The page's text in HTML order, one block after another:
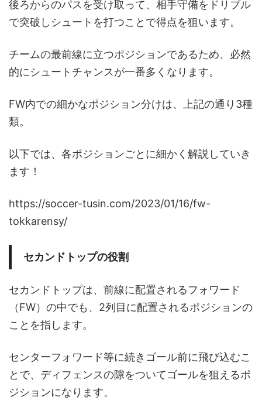
後ろからのパスを受け取って、相手守備をドリブル
で突破しシュートを打つことで得点を狙います。
チームの最前線に立つポジションであるため、必然
的にシュートチャンスが一番多くなります。
FW内での細かなポジション分けは、上記の通り3種
類。
以下では、各ポジションごとに細かく解説していき
ます！
https://soccer-tusin.com/2023/01/16/fw-
tokkarensy/
セカンドトップの役割
セカンドトップは、前線に配置されるフォワード
（FW）の中でも、2列目に配置されるポジションの
ことを指します。
センターフォワード等に続きゴール前に飛び込むこ
とで、ディフェンスの隙をついてゴールを狙えるポ
ジションになります。